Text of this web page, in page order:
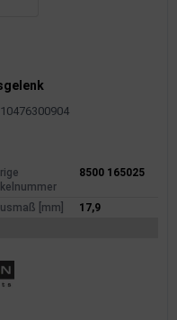
8500 165025
[mm]
17,9